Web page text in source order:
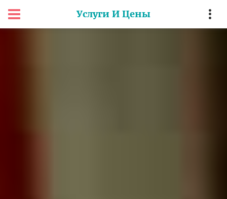
Услуги И Цены